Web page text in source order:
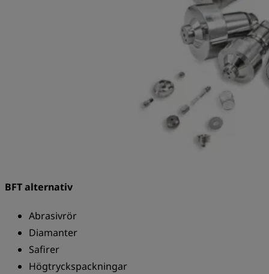
BFT alternativ
Abrasivrör
Diamanter
Safirer
Högtryckspackningar